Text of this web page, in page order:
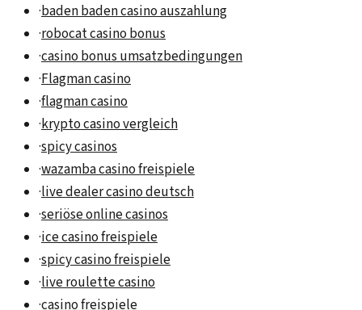
·baden baden casino auszahlung
·robocat casino bonus
·casino bonus umsatzbedingungen
·Flagman casino
·flagman casino
·krypto casino vergleich
·spicy casinos
·wazamba casino freispiele
·live dealer casino deutsch
·seriöse online casinos
·ice casino freispiele
·spicy casino freispiele
·live roulette casino
·casino freispiele